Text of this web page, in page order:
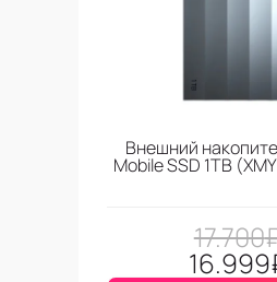
Внешний
Mobile SSD 1TB
17.700
16.999